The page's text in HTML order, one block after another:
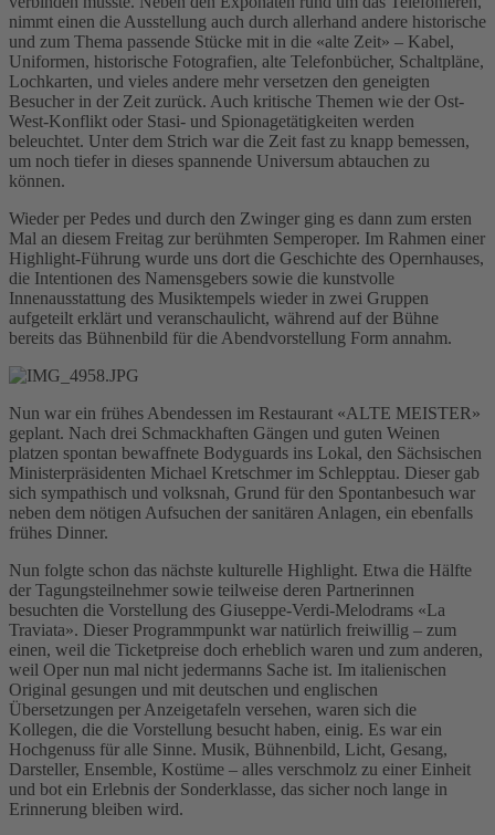
nimmt einen die Ausstellung auch durch allerhand andere historische
und zum Thema passende Stücke mit in die «alte Zeit» – Kabel,
Uniformen, historische Fotografien, alte Telefonbücher, Schaltpläne,
Lochkarten, und vieles andere mehr versetzen den geneigten
Besucher in der Zeit zurück. Auch kritische Themen wie der Ost-
West-Konflikt oder Stasi- und Spionagetätigkeiten werden
beleuchtet. Unter dem Strich war die Zeit fast zu knapp bemessen,
um noch tiefer in dieses spannende Universum abtauchen zu
können.
Wieder per Pedes und durch den Zwinger ging es dann zum ersten
Mal an diesem Freitag zur berühmten Semperoper. Im Rahmen einer
Highlight-Führung wurde uns dort die Geschichte des Opernhauses,
die Intentionen des Namensgebers sowie die kunstvolle
Innenausstattung des Musiktempels wieder in zwei Gruppen
aufgeteilt erklärt und veranschaulicht, während auf der Bühne
bereits das Bühnenbild für die Abendvorstellung Form annahm.
Nun war ein frühes Abendessen im Restaurant «ALTE MEISTER»
geplant. Nach drei Schmackhaften Gängen und guten Weinen
platzen spontan bewaffnete Bodyguards ins Lokal, den Sächsischen
Ministerpräsidenten Michael Kretschmer im Schlepptau. Dieser gab
sich sympathisch und volksnah, Grund für den Spontanbesuch war
neben dem nötigen Aufsuchen der sanitären Anlagen, ein ebenfalls
frühes Dinner.
Nun folgte schon das nächste kulturelle Highlight. Etwa die Hälfte
der Tagungsteilnehmer sowie teilweise deren Partnerinnen
besuchten die Vorstellung des Giuseppe-Verdi-Melodrams «La
Traviata». Dieser Programmpunkt war natürlich freiwillig – zum
einen, weil die Ticketpreise doch erheblich waren und zum anderen,
weil Oper nun mal nicht jedermanns Sache ist. Im italienischen
Original gesungen und mit deutschen und englischen
Übersetzungen per Anzeigetafeln versehen, waren sich die
Kollegen, die die Vorstellung besucht haben, einig. Es war ein
Hochgenuss für alle Sinne. Musik, Bühnenbild, Licht, Gesang,
Darsteller, Ensemble, Kostüme – alles verschmolz zu einer Einheit
und bot ein Erlebnis der Sonderklasse, das sicher noch lange in
Erinnerung bleiben wird.